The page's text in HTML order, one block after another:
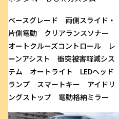
ベースグレード 両側スライド・
片側電動 クリアランスソナー
オートクルーズコントロール レ
ーンアシスト 衝突被害軽減シス
テム オートライト LEDヘッド
ランプ スマートキー アイドリ
ングストップ 電動格納ミラー